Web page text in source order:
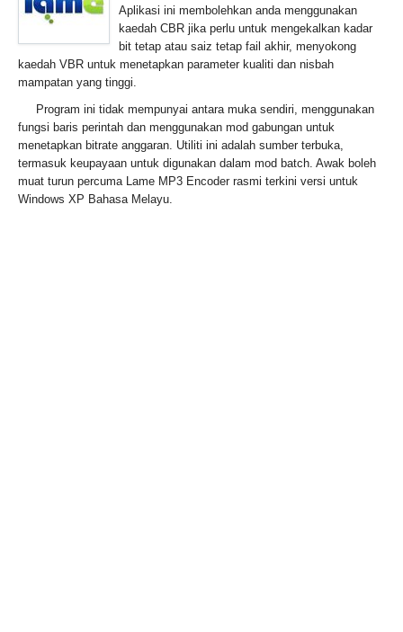
Aplikasi ini membolehkan anda menggunakan
kaedah CBR jika perlu untuk mengekalkan kadar
bit tetap atau saiz tetap fail akhir, menyokong
kaedah VBR untuk menetapkan parameter kualiti dan nisbah
mampatan yang tinggi.
Program ini tidak mempunyai antara muka sendiri, menggunakan
fungsi baris perintah dan menggunakan mod gabungan untuk
menetapkan bitrate anggaran. Utiliti ini adalah sumber terbuka,
termasuk keupayaan untuk digunakan dalam mod batch. Awak boleh
muat turun percuma Lame MP3 Encoder rasmi terkini versi untuk
Windows XP Bahasa Melayu.